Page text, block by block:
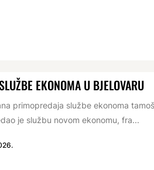
EKONOMA U BJELOVARU
primopredaja službe ekonoma
je službu novom ekonomu, fra...